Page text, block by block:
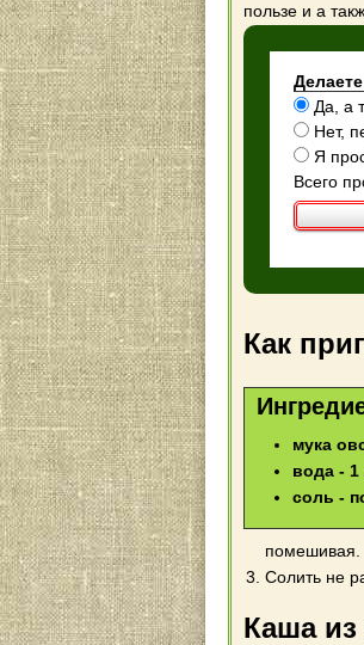
пользе и а
Да, а
Нет,
Я
Всего
Как
мука
вода - 1
соль -
помешивая.
Солить не
Каша из